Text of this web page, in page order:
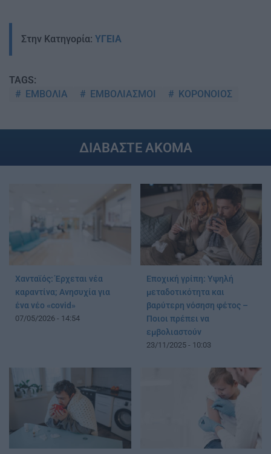
Στην Κατηγορία: ΥΓΕΙΑ
TAGS:
ΕΜΒΟΛΙΑ
ΕΜΒΟΛΙΑΣΜΟΙ ΚΟΡΟΝΟΙΟΣ
ΔΙΑΒΑΣΤΕ ΑΚΟΜΑ
Χανταϊός: Έρχεται νέα
καραντίνα; Aνησυχία για
ένα νέο «covid»
07/05/2026 - 14:54
Εποχική γρίπη: Υψηλή
μεταδοτικότητα και
βαρύτερη νόσηση φέτος –
Ποιοι πρέπει να
εμβολιαστούν
23/11/2025 - 10:03